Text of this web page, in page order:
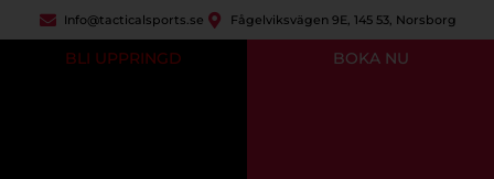
Info@tacticalsports.se Fågelviksvägen 9E, 145 53, Norsborg
BLI UPPRINGD BOKA NU